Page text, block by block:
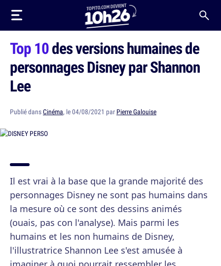
Top 10des versions humaines de
personnages Disney par Shannon
Lee
Publié dansCinéma, le 04/08/2021 par Pierre Galouise
Il est vrai à la base que la grande majorité des
personnages Disney ne sont pas humains dans
la mesure où ce sont des dessins animés
(ouais, pas con l'analyse). Mais parmi les
humains et les non humains de Disney,
l'illustratrice Shannon Lee s'est amusée à